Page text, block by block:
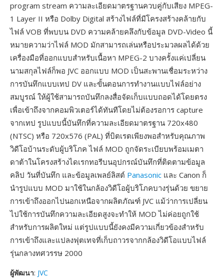
program stream ความละเอียดมาตรฐานควบคู่กับเสียง MPEG-
1 Layer II หรือ Dolby Digital สร้างไฟล์ที่มีโครงสร้างคล้ายกับ
ไฟล์ VOB ที่พบบน DVD ความคล้ายคลึงกับข้อมูล DVD-Video นี้
หมายความว่าไฟล์ MOD มักสามารถเล่นหรือประมวลผลได้ด้วย
เครื่องมือที่ออกแบบสำหรับเนื้อหา MPEG-2 บางครั้งแค่เปลี่ยน
นามสกุลไฟล์ก็พอ JVC ออกแบบ MOD เป็นสะพานเชื่อมระหว่าง
การบันทึกแบบเทป DV และขั้นตอนการทำงานแบบไฟล์อย่าง
สมบูรณ์ ให้ผู้ใช้สามารถบันทึกลงสื่อจัดเก็บแบบถอดได้โดยตรง
เพื่อเข้าถึงจากคอมพิวเตอร์ได้ทันทีโดยไม่ต้องรอการ capture
จากเทป รูปแบบนี้บันทึกที่ความละเอียดมาตรฐาน 720x480
(NTSC) หรือ 720x576 (PAL) ที่บิตเรตเพียงพอสำหรับคุณภาพ
วิดีโอบ้านระดับผู้บริโภค ไฟล์ MOD ถูกจัดระเบียบพร้อมเมตา
ดาต้าในโครงสร้างไดเรกทอรีบนอุปกรณ์บันทึกที่ติดตามข้อมูล
คลิป วันที่บันทึก และข้อมูลเพลย์ลิสต์ Panasonic และ Canon ก็
นำรูปแบบ MOD มาใช้ในกล้องวิดีโอผู้บริโภคบางรุ่นด้วย ขยาย
การเข้าถึงออกไปนอกเหนือจากผลิตภัณฑ์ JVC แม้ว่าการเปลี่ยน
ไปใช้การบันทึกความละเอียดสูงจะทำให้ MOD ไม่ค่อยถูกใช้
สำหรับการผลิตใหม่ แต่รูปแบบนี้ยังคงมีความเกี่ยวข้องสำหรับ
การเข้าถึงและแปลงฟุตเทจที่เก็บถาวรจากกล้องวิดีโอแบบไฟล์
รุ่นกลางทศวรรษ 2000
ผู้พัฒนา: JVC